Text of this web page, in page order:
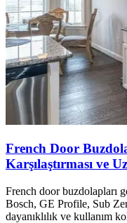
French Door
Karşılaştırması ve
French door buzdolapları
Bosch, GE Profile, Sub
dayanıklılık ve kullanım